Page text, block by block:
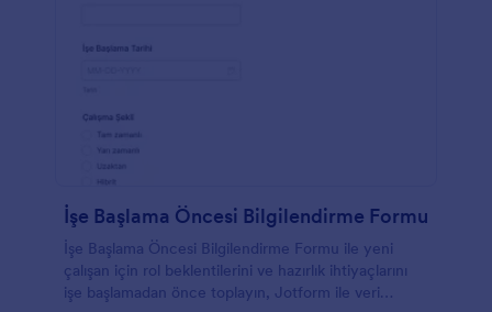
İşe Başlama Öncesi Bilgilendirme Formu
İşe Başlama Öncesi Bilgilendirme Formu ile yeni
çalışan için rol beklentilerini ve hazırlık ihtiyaçlarını
işe başlamadan önce toplayın, Jotform ile veri